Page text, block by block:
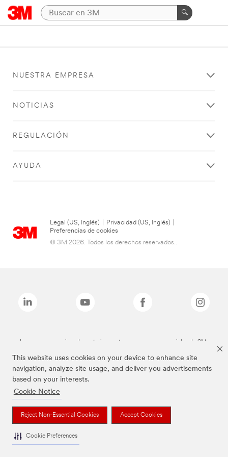
This website uses cookies on your device to enhance site
navigation, analyze site usage, and deliver you advertisements
based on your interests.
Cookie Notice
Reject Non-Essential Cookies Accept Cookies
Cookie Preferences
NUESTRA EMPRESA
NOTICIAS
REGULACIÓN
AYUDA
Legal (US, Inglés) Privacidad (US, Inglés)
Preferencias de cookies
© 3M 2026. Todos los derechos reservados..
Las marcas mencionadas anteriormente son marcas comerciales de 3M.